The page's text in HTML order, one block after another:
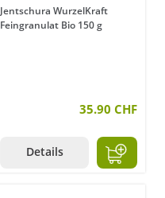
Jentschura WurzelKraft
Feingranulat Bio 150 g
35.90 CHF
Details